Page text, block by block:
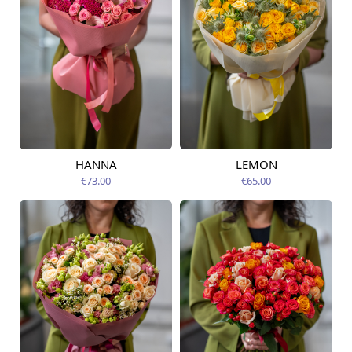
Pieejama no
HANNA
€73.00
Pieejams šodien
LEMON
€65.00